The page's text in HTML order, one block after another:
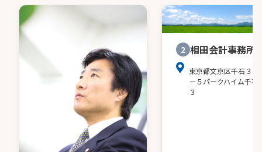
2 相田会計事務所
東京都文京区千石３－
－５パークハイム千石
３